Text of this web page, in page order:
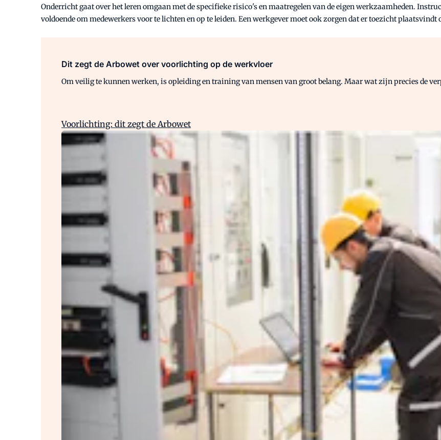
Onderricht gaat over het leren omgaan met de specifieke risico's en maatregelen van de eigen werkzaamheden.
voldoende om medewerkers voor te lichten en op te leiden. Een werkgever moet ook zorgen dat er toezicht
Dit zegt de Arbowet over voorlichting op de werkvloer
Om veilig te kunnen werken, is opleiding en training van mensen van groot belang. Maar wat zijn precies de
Voorlichting: dit zegt de Arbowet